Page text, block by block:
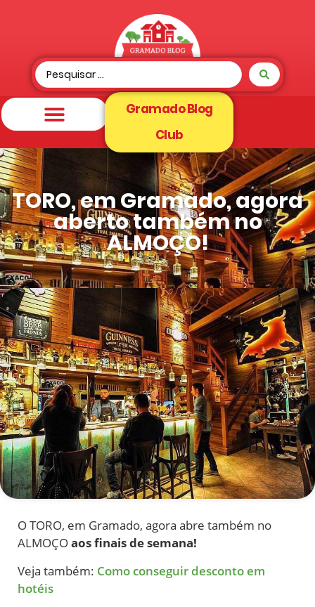
Gramado Blog
Club
TORO, em Gramado, agora
aberto também no
ALMOÇO!
O TORO, em Gramado, agora abre também no
ALMOÇOaos finais de semana!
Veja também: Como conseguir desconto em
hotéis